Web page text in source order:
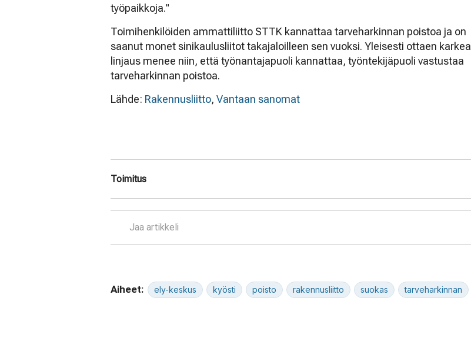
työpaikkoja."
Toimihenkilöiden ammattiliitto STTK kannattaa tarveharkinnan poistoa ja on
saanut monet sinikaulusliitot takajaloilleen sen vuoksi. Yleisesti ottaen karkea
linjaus menee niin, että työnantajapuoli kannattaa, työntekijäpuoli vastustaa
tarveharkinnan poistoa.
Lähde: Rakennusliitto,Vantaan sanomat
Toimitus
Jaa artikkeli
Aiheet: ely-keskus kyösti poisto rakennusliitto suokas tarveharkinnan